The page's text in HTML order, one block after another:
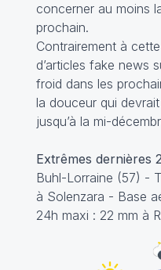
concerner au moins
prochain.
Contrairement à
d’articles fake news
froid dans les
la douceur qui
jusqu’à la mi-
Extrêmes dernières
Buhl-Lorraine (57) -
à Solenzara - Base
24h maxi : 22 mm à